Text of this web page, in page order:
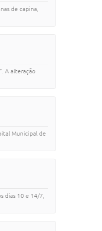
de capina,
A alteração
Municipal de
dias 10 e 14/7,